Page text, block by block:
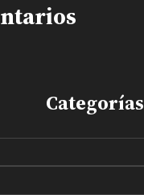
Categorías